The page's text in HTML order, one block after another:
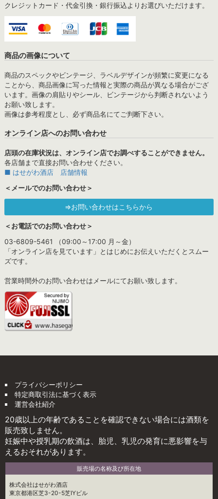
クレジットカード・代金引換・銀行振込よりお選びいただけます。
商品の画像について
商品のスペックやビンテージ、ラベルデザインが頻繁に変更になる
ことから、商品画像に写った情報と実際の商品が異なる場合がござ
います。画像の肩貼りやシール、ビンテージから判断されないよう
お願い致します。
画像は参考程度とし、必ず商品名にてご判断下さい。
オンライン店へのお問い合わせ
店頭の在庫状況は、オンライン店でお調べすることができません。
各店舗まで直接お問い合わせください。
■ はせがわ酒店 店舗情報
＜メールでのお問い合わせ＞
⇒お問い合わせはこちらから
＜お電話でのお問い合わせ＞
03-6809-5461 （09:00～17:00 月～金）
「オンライン店を見ています」とはじめにお伝えいただくとスムー
ズです。
営業時間外のお問い合わせはメールにてお願い致します。
プライバシーポリシー
特定商取引法に基づく表示
運営会社紹介
20歳以上の年齢であることを確認できない場合には酒類を
販売致しません。
妊娠中や授乳期の飲酒は、胎児、乳児の発育に悪影響を与
えるおそれがあります。
販売場の名称及び所在地
株式会社はせがわ酒店
東京都港区芝3-20-5芝IYビル